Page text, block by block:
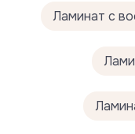
Ламинат с